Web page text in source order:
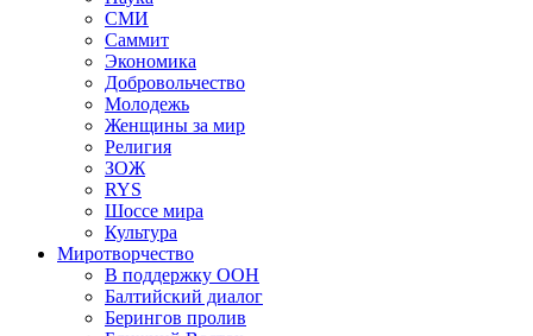
СМИ
Саммит
Экономика
Добровольчество
Молодежь
Женщины за мир
Религия
ЗОЖ
RYS
Шоссе мира
Культура
Миротворчество
В поддержку ООН
Балтийский диалог
Берингов пролив